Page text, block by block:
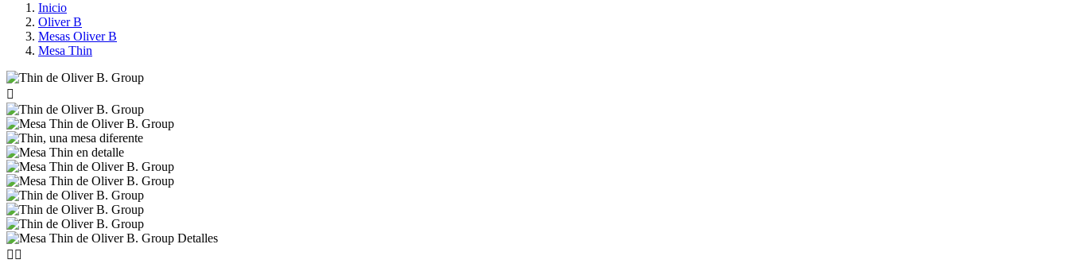
Inicio
Oliver B
Mesas Oliver B
Mesa Thin

 